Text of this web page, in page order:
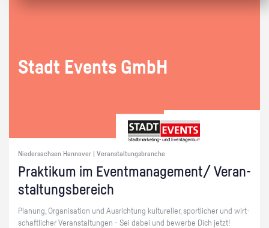
Stadt Events GmbH
Niedersachsen Hannover | Veranstaltungsbranche
Prak­ti­kum im Event­ma­nage­ment/ Ver­an­
stal­tungs­be­reich
Pla­nung, Or­ga­ni­sa­ti­on und Aus­rich­tung kul­tu­rel­ler, sport­li­cher und wirt­
schaft­li­cher Ver­an­stal­tun­gen - Sei dabei und be­wer­be Dich jetzt!